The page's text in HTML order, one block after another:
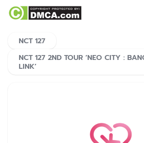
NCT 127
NCT 127 2ND TOUR ‘NEO CITY :
LINK’